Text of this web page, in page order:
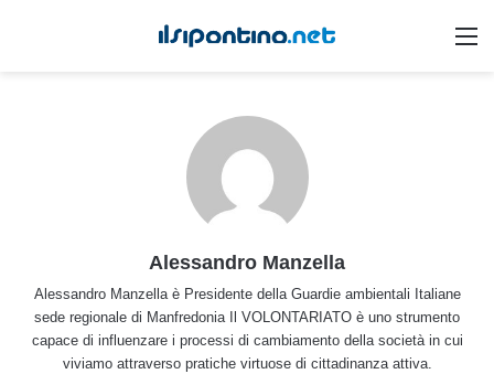
Alessandro Manzella
Alessandro Manzella è Presidente della Guardie ambientali Italiane
sede regionale di Manfredonia Il VOLONTARIATO è uno strumento
capace di influenzare i processi di cambiamento della società in cui
viviamo attraverso pratiche virtuose di cittadinanza attiva.